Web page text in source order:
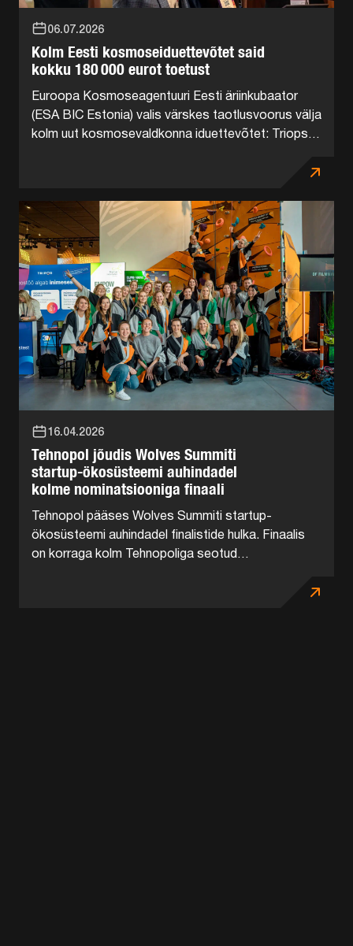
06.07.2026
Kolm Eesti kosmoseiduettevõtet said
kokku 180 000 eurot toetust
Euroopa Kosmoseagentuuri Eesti äriinkubaator
(ESA BIC Estonia) valis värskes taotlusvoorus välja
kolm uut kosmosevaldkonna iduettevõtet: Triops
16.04.2026
Tehnopol jõudis Wolves Summiti
startup-ökosüsteemi auhindadel
kolme nominatsiooniga finaali
Tehnopol pääses Wolves Summiti startup-
ökosüsteemi auhindadel finalistide hulka. Finaalis
on korraga kolm Tehnopoliga seotud